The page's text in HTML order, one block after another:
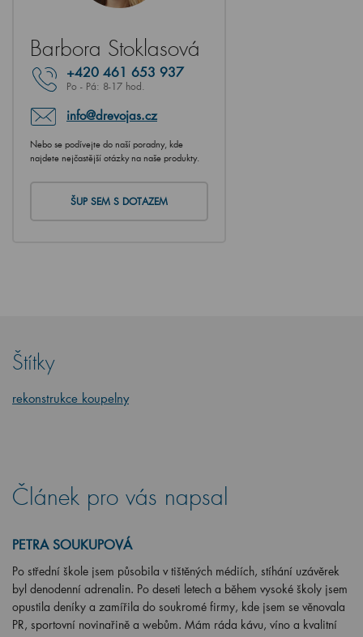
Barbora Stoklasová
+420 461 653 937
Po - Pá: 8-17 hod.
info@drevojas.cz
Nebo se podívejte do naší poradny, kde
najdete nejčastější otázky na naše produkty.
ŠUP SEM S DOTAZEM
Štítky
rekonstrukce koupelny
Článek pro vás napsal
PETRA SOUKUPOVÁ
Po střední škole jsem působila v tištěných médiích, stíhání uzávěrek
byl denodenní adrenalin. Po deseti letech a během vysoké školy jsem
opustila deníky a zamířila do soukromé firmy, kde jsem se věnovala
PR, sportovní novinařině a webům. Mám ráda kávu, víno a kvalitní